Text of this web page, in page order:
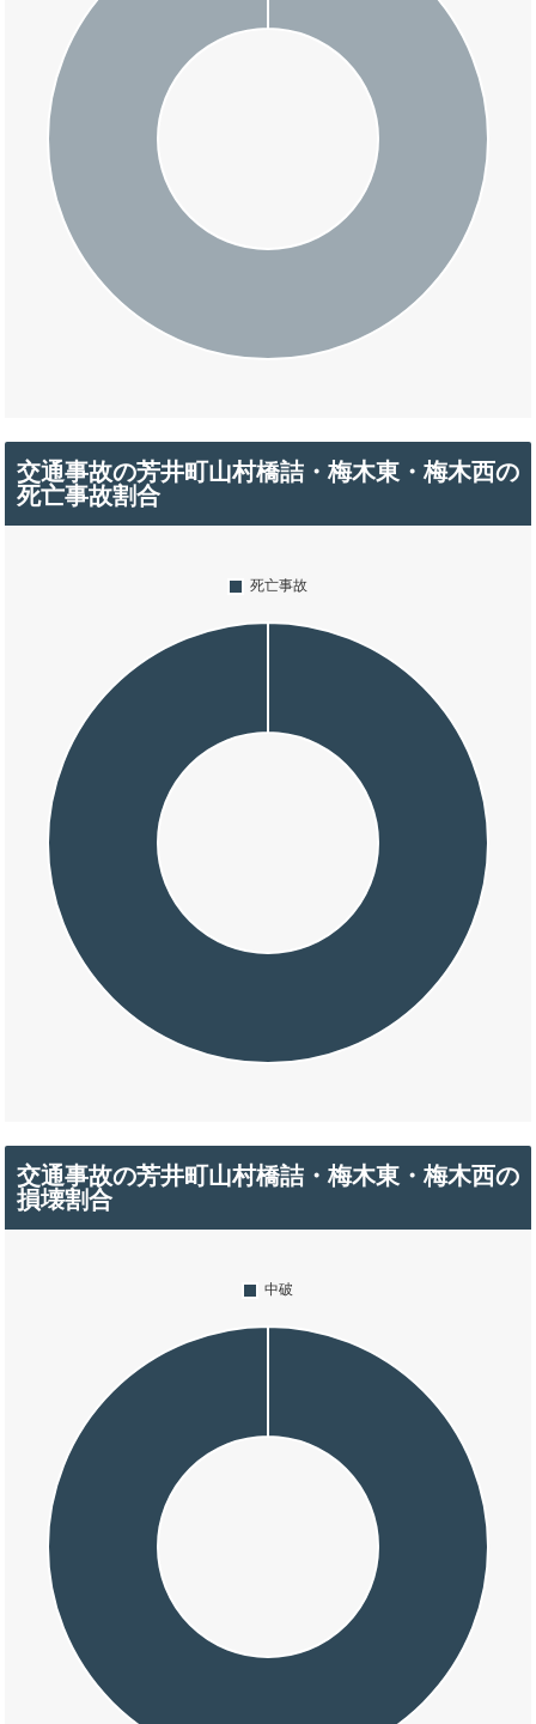
交通事故の芳井町山村橋詰・梅木東・梅木西の
死亡事故割合
交通事故の芳井町山村橋詰・梅木東・梅木西の
損壊割合